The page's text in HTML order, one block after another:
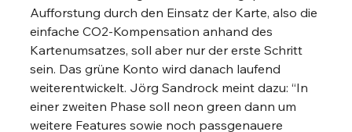
Aufforstung durch den Einsatz der Karte, also die
einfache CO2-Kompensation anhand des
Kartenumsatzes, soll aber nur der erste Schritt
sein. Das grüne Konto wird danach laufend
weiterentwickelt. Jörg Sandrock meint dazu: “In
einer zweiten Phase soll neon green dann um
weitere Features sowie noch passgenauere